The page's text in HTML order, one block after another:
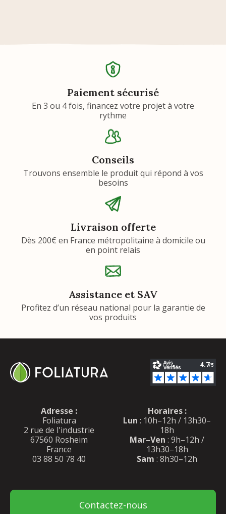
Paiement sécurisé
En 3 ou 4 fois, financez votre projet à votre
rythme
Conseils
Trouvons ensemble le produit qui répond à vos
besoins
Livraison offerte
Dès 200€ en France métropolitaine à domicile ou
en point relais
Assistance et SAV
Profitez d’un réseau national pour la garantie de
vos produits
Adresse :
Foliatura
2 rue de l'industrie
67560 Rosheim
France
03 88 50 78 40
Horaires :
Lun : 10h–12h / 13h30–
18h
Mar–Ven : 9h–12h /
13h30–18h
Sam : 8h30–12h
Contactez-nous